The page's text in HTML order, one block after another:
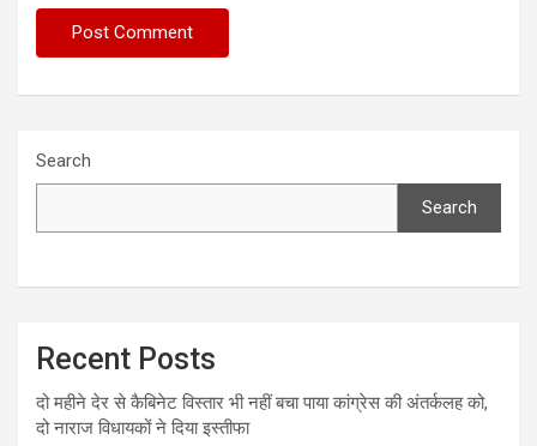
Search
Search
Recent Posts
दो महीने देर से कैबिनेट विस्तार भी नहीं बचा पाया कांग्रेस की अंतर्कलह को,
दो नाराज विधायकों ने दिया इस्तीफा